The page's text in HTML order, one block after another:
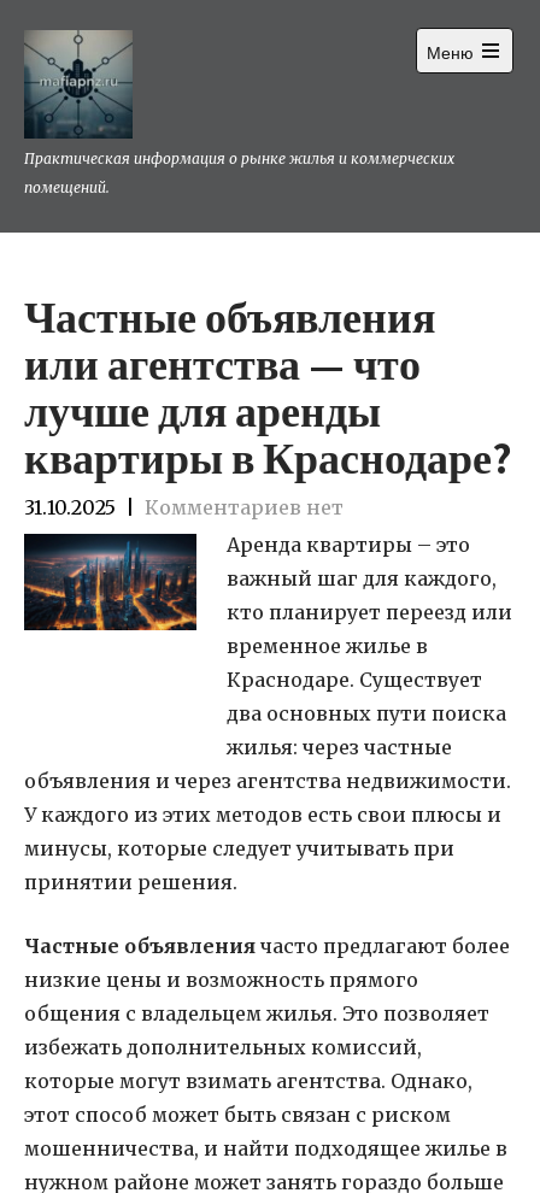
содержимому
Практическая информация о рынке жилья и коммерческих
помещений.
Меню
Открыть
Частные объявления
или агентства — что
лучше для аренды
квартиры в Краснодаре?
31.10.2025
Комментариев нет
Аренда квартиры – это
важный шаг для каждого,
кто планирует переезд или
временное жилье в
Краснодаре. Существует
два основных пути поиска
жилья: через частные
объявления и через агентства недвижимости.
У каждого из этих методов есть свои плюсы и
минусы, которые следует учитывать при
принятии решения.
Частные объявления часто предлагают более
низкие цены и возможность прямого
общения с владельцем жилья. Это позволяет
избежать дополнительных комиссий,
которые могут взимать агентства. Однако,
этот способ может быть связан с риском
мошенничества, и найти подходящее жилье в
нужном районе может занять гораздо больше